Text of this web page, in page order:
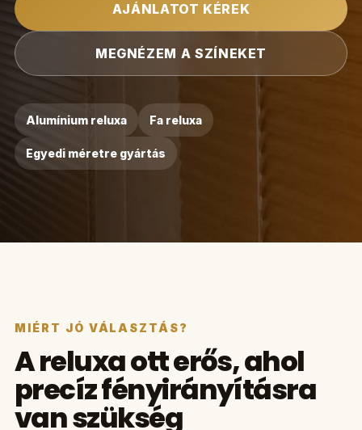
AJÁNLATOT KÉREK
MEGNÉZEM A SZÍNEKET
Alumínium reluxa Fa reluxa
Egyedi méretre gyártás
MIÉRT JÓ VÁLASZTÁS?
A reluxa ott erős, ahol
precíz fényirányításra
van szükség